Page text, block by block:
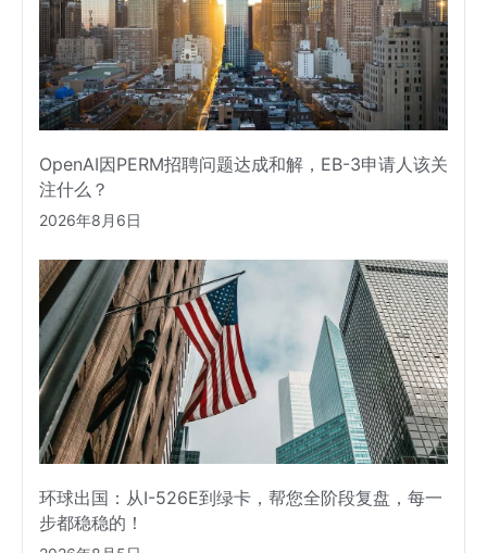
OpenAI因PERM招聘问题达成和解，EB-3申请人该关
注什么？
2026年8月6日
环球出国：从I-526E到绿卡，帮您全阶段复盘，每一
步都稳稳的！